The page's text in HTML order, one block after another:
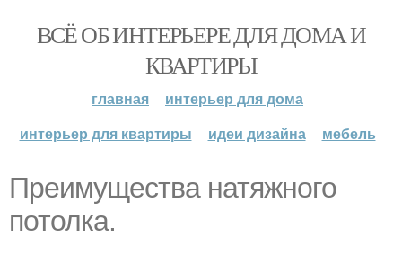
ВСЁ ОБ ИНТЕРЬЕРЕ ДЛЯ ДОМА И
КВАРТИРЫ
главная
интерьер для дома
интерьер для квартиры
идеи дизайна мебель
Преимущества натяжного
потолка.